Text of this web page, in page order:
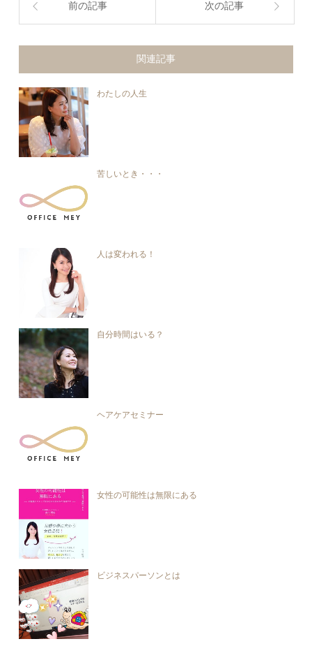
前の記事 次の記事
関連記事
わたしの人生
苦しいとき・・・
人は変われる！
自分時間はいる？
ヘアケアセミナー
女性の可能性は無限にある
ビジネスパーソンとは